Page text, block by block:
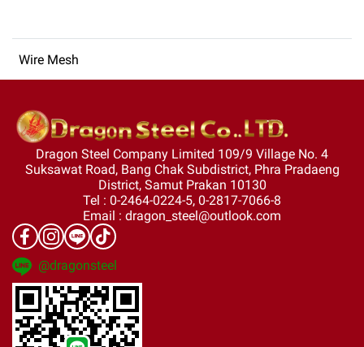
Wire Mesh
Dragon Steel Company Limited 109/9 Village No. 4
Suksawat Road, Bang Chak Subdistrict, Phra Pradaeng
District, Samut Prakan 10130
Tel : 0-2464-0224-5, 0-2817-7066-8
Email : dragon_steel@outlook.com
@dragonsteel